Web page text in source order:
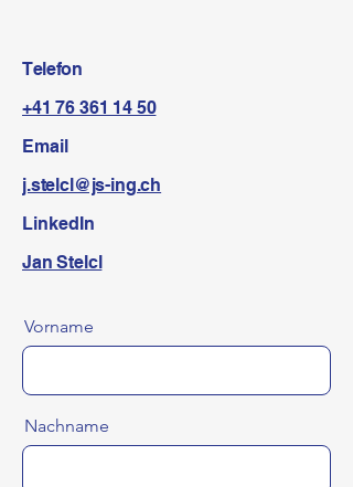
Telefon
+41 76 361 14 50‬
Email
j.stelcl@js-ing.ch
LinkedIn
Jan Stelcl
Vorname
Nachname